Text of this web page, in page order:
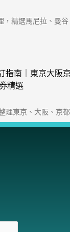
，精選馬尼拉、曼谷
指南｜東京大阪
精選
理東京、大阪、京